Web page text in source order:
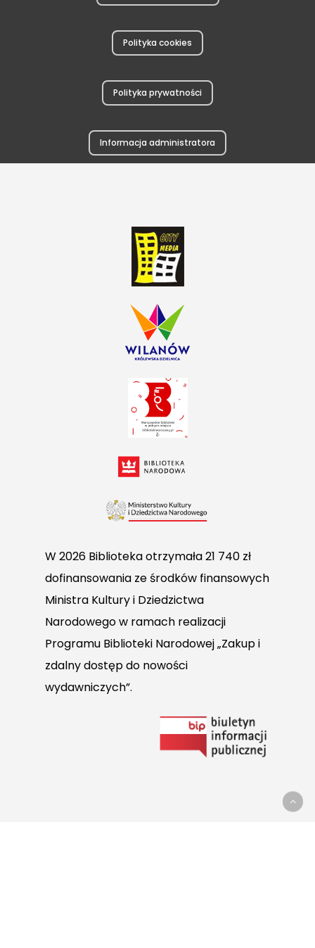
Polityka cookies
Polityka prywatności
Informacja administratora
W 2026 Biblioteka otrzymała 21 740 zł
dofinansowania ze środków finansowych
Ministra Kultury i Dziedzictwa
Narodowego w ramach realizacji
Programu Biblioteki Narodowej „Zakup i
zdalny dostęp do nowości
wydawniczych”.
do